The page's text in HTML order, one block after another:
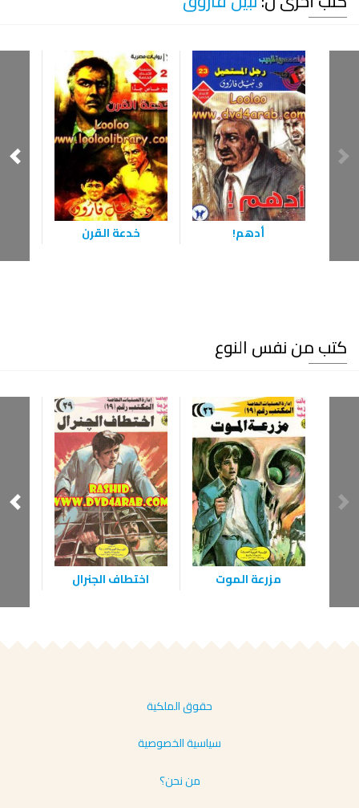
أدهم! خدعة القرن
كتب من نفس النوع
مزرعة الموت اختطاف الجنرال
حقوق الملكية
سياسية الخصوصية
من نحن؟